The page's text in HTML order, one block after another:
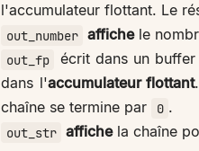
l'accumulateur flottant. Le
out_number affichele
out_fp écrit dans un
dans l'accumulateur flottant
chaîne se termine par
0 .
out_str affichela chaîne